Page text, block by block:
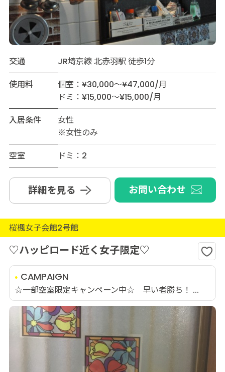
交通
JR埼京線 北赤羽駅 徒歩1分
使用料
個室：¥30,000～¥47,000/月
ドミ：¥15,000～¥15,000/月
入居条件
女性
※女性のみ
空室
ドミ：2
詳細を見る お問い合わせ
桜楓女子会館2号館
♡ハッピロード近く女子限定♡
CAMPAIGN
☆一部空室限定キャンペーン中☆ 早い者勝ち！ ...